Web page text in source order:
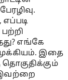
எங்கே
இதை
இவற்றை